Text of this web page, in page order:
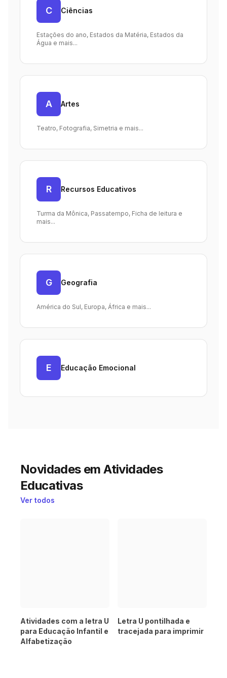
C Ciências
Estações do ano, Estados da Matéria, Estados da
Água e mais...
A Artes
Teatro, Fotografia, Simetria e mais...
R Recursos Educativos
Turma da Mônica, Passatempo, Ficha de leitura e
mais...
G Geografia
América do Sul, Europa, África e mais...
E Educação Emocional
Novidades em Atividades
Educativas
Ver todos
Atividades com a letra U
para Educação Infantil e
Alfabetização
Letra U pontilhada e
tracejada para imprimir